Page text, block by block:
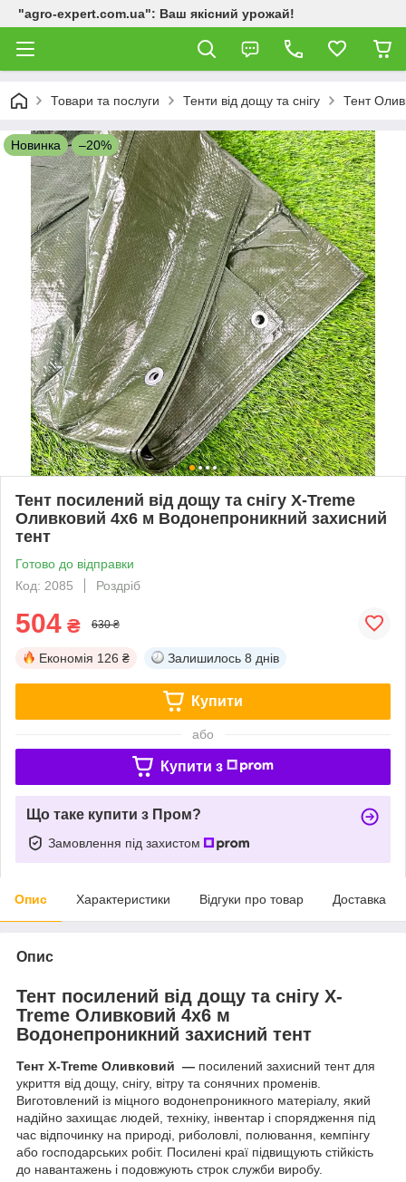
"agro-expert.com.ua": Ваш якісний урожай!
Товари та послуги Тенти від дощу та снігу Тент
Новинка –20%
Тент посилений від дощу та снігу X-Treme
Оливковий 4х6 м Водонепроникний захисний
тент
Готово до відправки
Код: 2085
Роздріб
504 ₴ 630 ₴
Економія 126 ₴ Залишилось 8 днів
Купити
або
Купити з
Що таке купити з Пром?
Замовлення під захистом
Опис Характеристики Відгуки про товар Доставка
Опис
Тент посилений від дощу та снігу X-
Treme Оливковий 4х6 м
Водонепроникний захисний тент
Тент X‑Treme Оливковий — посилений захисний тент для
укриття від дощу, снігу, вітру та сонячних променів.
Виготовлений із міцного водонепроникного матеріалу, який
надійно захищає людей, техніку, інвентар і спорядження під
час відпочинку на природі, риболовлі, полювання, кемпінгу
або господарських робіт. Посилені краї підвищують стійкість
до навантажень і подовжують строк служби виробу.